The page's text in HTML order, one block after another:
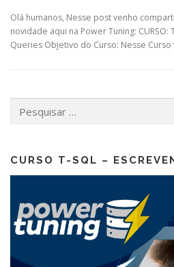
Olá humanos, Nesse post venho
novidade aqui na Power Tuning: CURSO:
Queries Objetivo do Curso: Nesse
por:
CURSO T-SQL –